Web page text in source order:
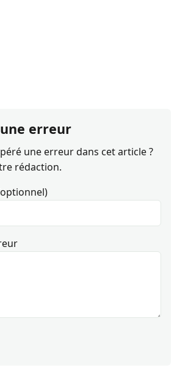
erreur
une erreur dans cet article ?
rédaction.